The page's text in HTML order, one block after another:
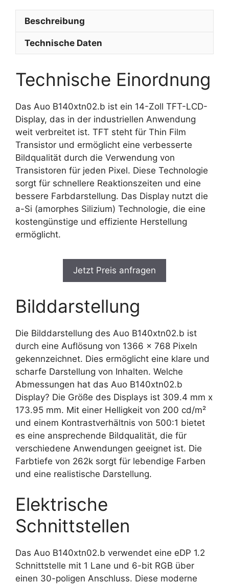
Beschreibung
Technische Daten
Technische Einordnung
Das Auo B140xtn02.b ist ein 14-Zoll TFT-LCD-
Display, das in der industriellen Anwendung
weit verbreitet ist. TFT steht für Thin Film
Transistor und ermöglicht eine verbesserte
Bildqualität durch die Verwendung von
Transistoren für jeden Pixel. Diese Technologie
sorgt für schnellere Reaktionszeiten und eine
bessere Farbdarstellung. Das Display nutzt die
a-Si (amorphes Silizium) Technologie, die eine
kostengünstige und effiziente Herstellung
ermöglicht.
Jetzt Preis anfragen
Bilddarstellung
Die Bilddarstellung des Auo B140xtn02.b ist
durch eine Auflösung von 1366 x 768 Pixeln
gekennzeichnet. Dies ermöglicht eine klare und
scharfe Darstellung von Inhalten. Welche
Abmessungen hat das Auo B140xtn02.b
Display? Die Größe des Displays ist 309.4 mm x
173.95 mm. Mit einer Helligkeit von 200 cd/m²
und einem Kontrastverhältnis von 500:1 bietet
es eine ansprechende Bildqualität, die für
verschiedene Anwendungen geeignet ist. Die
Farbtiefe von 262k sorgt für lebendige Farben
und eine realistische Darstellung.
Elektrische
Schnittstellen
Das Auo B140xtn02.b verwendet eine eDP 1.2
Schnittstelle mit 1 Lane und 6-bit RGB über
einen 30-poligen Anschluss. Diese moderne